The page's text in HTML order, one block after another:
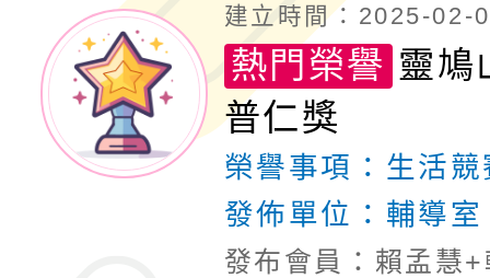
建立時間：2025-02-
熱門榮譽 靈鳩
普仁獎
榮譽事項： 生活競
發佈單位： 輔導室
發布會員：賴孟慧